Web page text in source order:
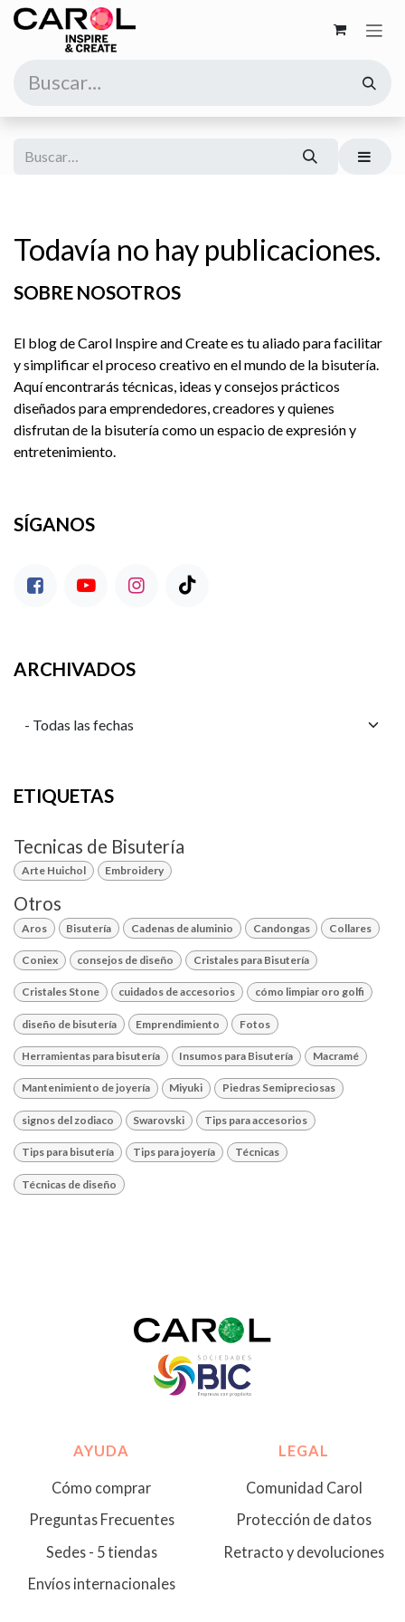
Ir al contenido
Todavía no hay publicaciones.
SOBRE NOSOTROS
El blog de Carol Inspire and Create es tu aliado para facilitar
y simplificar el proceso creativo en el mundo de la bisutería.
Aquí encontrarás técnicas, ideas y consejos prácticos
diseñados para emprendedores, creadores y quienes
disfrutan de la bisutería como un espacio de expresión y
entretenimiento.
SÍGANOS
ARCHIVADOS
ETIQUETAS
Tecnicas de Bisutería
Arte Huichol Embroidery
Otros
Aros Bisutería Cadenas de aluminio Candongas Collares
Coniex consejos de diseño Cristales para Bisutería
Cristales Stone cuidados de accesorios cómo limpiar oro golfi
diseño de bisutería Emprendimiento Fotos
Herramientas para bisutería Insumos para Bisutería Macramé
Mantenimiento de joyería Miyuki Piedras Semipreciosas
signos del zodiaco Swarovski Tips para accesorios
Tips para bisutería Tips para joyería Técnicas
Técnicas de diseño
AYUDA
Cómo comprar
Preguntas Frecuentes
Sedes - 5 tiendas
Envíos internacionales
LEGAL
Comunidad Carol
Protección de datos
Retracto y devoluciones